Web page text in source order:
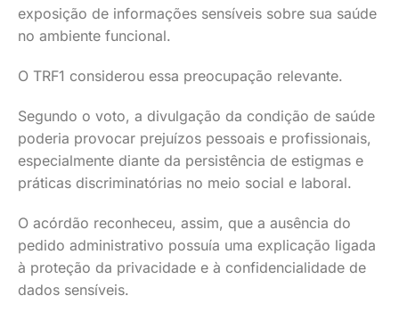
exposição de informações sensíveis sobre sua saúde
no ambiente funcional.
O TRF1 considerou essa preocupação relevante.
Segundo o voto, a divulgação da condição de saúde
poderia provocar prejuízos pessoais e profissionais,
especialmente diante da persistência de estigmas e
práticas discriminatórias no meio social e laboral.
O acórdão reconheceu, assim, que a ausência do
pedido administrativo possuía uma explicação ligada
à proteção da privacidade e à confidencialidade de
dados sensíveis.